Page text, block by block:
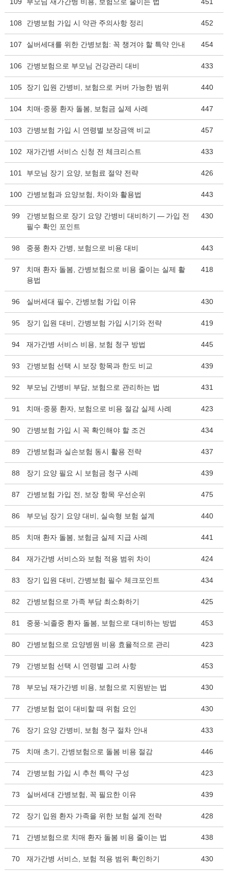
108 간병보험 가입 시 약관 주의사항 정리 452
107 실버세대를 위한 간병보험: 꼭 챙겨야 할 특약 안내 454
106 간병보험으로 부모님 건강관리 대비 433
105 장기 입원 간병비, 보험으로 커버 가능한 범위 440
104 치매·중풍 환자 돌봄, 보험금 실제 사례 447
103 간병보험 가입 시 연령별 보장금액 비교 457
102 재가간병 서비스 신청 전 체크리스트 433
101 부모님 장기 요양, 보험료 절약 전략 426
100 간병보험과 요양보험, 차이와 활용법 443
99
간병보험으로 장기 요양 간병비 대비하기 — 가입 전
필수 확인 포인트
430
98 중풍 환자 간병, 보험으로 비용 대비 443
97
치매 환자 돌봄, 간병보험으로 비용 줄이는 실제 활
용법
418
96 실버세대 필수, 간병보험 가입 이유 430
95 장기 입원 대비, 간병보험 가입 시기와 전략 419
94 재가간병 서비스 비용, 보험 청구 방법 445
93 간병보험 선택 시 보장 항목과 한도 비교 439
92 부모님 간병비 부담, 보험으로 관리하는 법 431
91 치매·중풍 환자, 보험으로 비용 절감 실제 사례 423
90 간병보험 가입 시 꼭 확인해야 할 조건 434
89 간병보험과 실손보험 동시 활용 전략 437
88 장기 요양 필요 시 보험금 청구 사례 439
87 간병보험 가입 전, 보장 항목 우선순위 475
86 부모님 장기 요양 대비, 실속형 보험 설계 440
85 치매 환자 돌봄, 보험금 실제 지급 사례 441
84 재가간병 서비스와 보험 적용 범위 차이 424
83 장기 입원 대비, 간병보험 필수 체크포인트 434
82 간병보험으로 가족 부담 최소화하기 425
81 중풍·뇌졸중 환자 돌봄, 보험으로 대비하는 방법 453
80 간병보험으로 요양병원 비용 효율적으로 관리 423
79 간병보험 선택 시 연령별 고려 사항 453
78 부모님 재가간병 비용, 보험으로 지원받는 법 430
77 간병보험 없이 대비할 때 위험 요인 430
76 장기 요양 간병비, 보험 청구 절차 안내 433
75 치매 초기, 간병보험으로 돌봄 비용 절감 446
74 간병보험 가입 시 추천 특약 구성 423
73 실버세대 간병보험, 꼭 필요한 이유 439
72 장기 입원 환자 가족을 위한 보험 설계 전략 428
71 간병보험으로 치매 환자 돌봄 비용 줄이는 법 438
70 재가간병 서비스, 보험 적용 범위 확인하기 430